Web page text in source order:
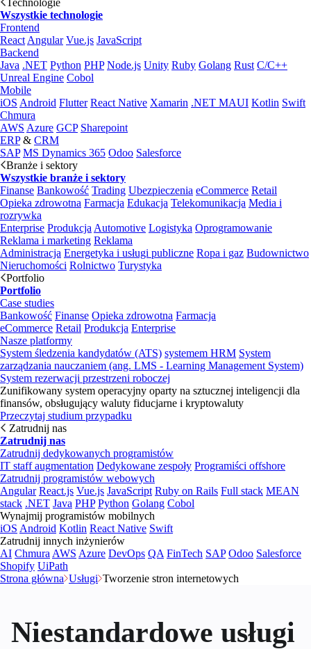
Technologie
Wszystkie technologie
Frontend
React Angular Vue.js JavaScript
Backend
Java .NET Python PHP Node.js Unity Ruby Golang Rust C/C++
Unreal Engine Cobol
Mobile
iOS Android Flutter React Native Xamarin .NET MAUI Kotlin Swift
Chmura
AWS Azure GCP Sharepoint
ERP& CRM
SAP MS Dynamics 365 Odoo Salesforce
Branże i sektory
Wszystkie branże i sektory
Finanse Bankowość Trading Ubezpieczenia eCommerce Retail
Opieka zdrowotna Farmacja Edukacja Telekomunikacja Media i
rozrywka
Enterprise Produkcja Automotive Logistyka Oprogramowanie
Reklama i marketing Reklama
Administracja Energetyka i usługi publiczne Ropa i gaz Budownictwo
Nieruchomości Rolnictwo Turystyka
Portfolio
Portfolio
Case studies
Bankowość Finanse Opieka zdrowotna Farmacja
eCommerce Retail Produkcja Enterprise
Nasze platformy
System śledzenia kandydatów (ATS) systemem HRM System
zarządzania nauczaniem (ang. LMS - Learning Management System)
System rezerwacji przestrzeni roboczej
Zunifikowany system operacyjny oparty na sztucznej inteligencji dla
finansów, obsługujący waluty fiducjarne i kryptowaluty
Przeczytaj studium przypadku
Zatrudnij nas
Zatrudnij nas
Zatrudnij dedykowanych programistów
IT staff augmentation Dedykowane zespoły Programiści offshore
Zatrudnij programistów webowych
Angular React.js Vue.js JavaScript Ruby on Rails Full stack MEAN
stack .NET Java PHP Python Golang Cobol
Wynajmij programistów mobilnych
iOS Android Kotlin React Native Swift
Zatrudnij innych inżynierów
AI Chmura AWS Azure DevOps QA FinTech SAP Odoo Salesforce
Shopify UiPath
Strona główna Usługi Tworzenie stron internetowych
Niestandardowe usługi